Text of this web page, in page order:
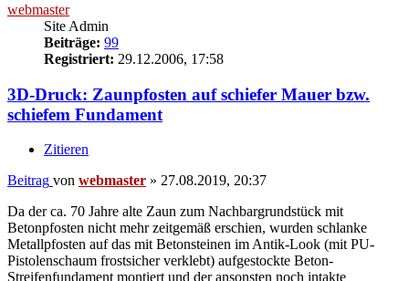
webmaster
Site Admin
Beiträge: 99
Registriert: 29.12.2006, 17:58
3D-Druck: Zaunpfosten auf schiefer Mauer bzw.
schiefem Fundament
Zitieren
Beitrag von webmaster » 27.08.2019, 20:37
Da der ca. 70 Jahre alte Zaun zum Nachbargrundstück mit
Betonpfosten nicht mehr zeitgemäß erschien, wurden schlanke
Metallpfosten auf das mit Betonsteinen im Antik-Look (mit PU-
Pistolenschaum frostsicher verklebt) aufgestockte Beton-
Streifenfundament montiert und der ansonsten noch intakte